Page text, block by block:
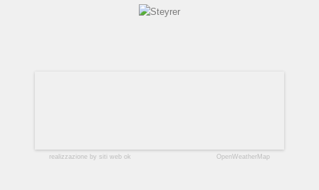
realizzazione by siti web ok OpenWeatherMap